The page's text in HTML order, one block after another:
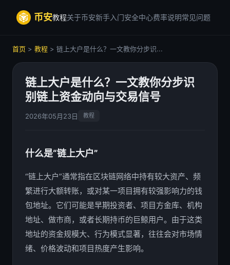
币安教程关于币安新手入门安全中心费率说明常见问题
首页 > 教程 > 链上大户是什么？一文教你分步识...
链上大户是什么？一文教你分步识
别链上资金动向与交易信号
2026年05月23日 教程
什么是“链上大户”
“链上大户”通常指在区块链网络中持有较大资产、频
繁进行大额转账，或对某一项目拥有较强影响力的钱
包地址。它们可能是早期投资者、项目方金库、机构
地址、做市商，或者长期持币的巨鲸用户。由于这类
地址的资金规模大、行为模式显著，往往会对市场情
绪、价格波动和项目热度产生影响。